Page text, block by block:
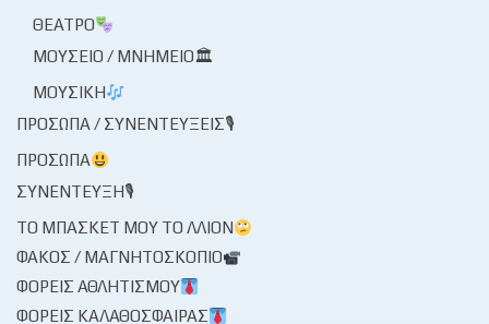
ΘΈΑΤΡΟ
ΜΟΥΣΕΊΟ / ΜΝΗΜΕΊΟ🏛
ΜΟΥΣΙΚΉ
ΠΡΌΣΩΠΑ / ΣΥΝΕΝΤΕΎΞΕΙΣ🎙
ΠΡΌΣΩΠΑ
ΣΥΝΈΝΤΕΥΞΗ🎙
ΤΟ ΜΠΆΣΚΕΤ ΜΟΥ ΤΟ ΛΛΊΟΝ
ΦΑΚΌΣ / ΜΑΓΝΗΤΟΣΚΌΠΙΟ
ΦΟΡΕΊΣ ΑΘΛΗΤΙΣΜΟΎ
ΦΟΡΕΊΣ ΚΑΛΑΘΌΣΦΑΙΡΑΣ